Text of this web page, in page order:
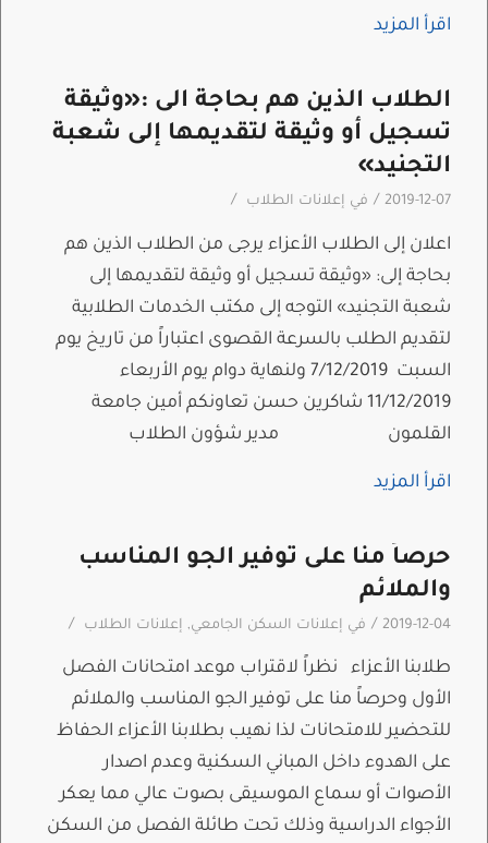
اقرأ المزيد
الطلاب الذين هم بحاجة الى :«وثيقة
تسجيل أو وثيقة لتقديمها إلى شعبة
التجنيد»
2019-12-07
/ في إعلانات الطلاب /
اعلان إلى الطلاب الأعزاء يرجى من الطلاب الذين هم
بحاجة إلى: «وثيقة تسجيل أو وثيقة لتقديمها إلى
شعبة التجنيد» التوجه إلى مكتب الخدمات الطلابية
لتقديم الطلب بالسرعة القصوى اعتباراً من تاريخ يوم
السبت 7/12/2019 ولنهاية دوام يوم الأربعاء
11/12/2019 شاكرين حسن تعاونكم أمين جامعة
القلمون مدير شؤون الطلاب
اقرأ المزيد
حرصاً منا على توفير الجو المناسب
والملائم
2019-12-04
/ في إعلانات السكن الجامعي, إعلانات الطلاب /
طلابنا الأعزاء نظراً لاقتراب موعد امتحانات الفصل
الأول وحرصاً منا على توفير الجو المناسب والملائم
للتحضير للامتحانات لذا نهيب بطلابنا الأعزاء الحفاظ
على الهدوء داخل المباني السكنية وعدم اصدار
الأصوات أو سماع الموسيقى بصوت عالي مما يعكر
الأجواء الدراسية وذلك تحت طائلة الفصل من السكن